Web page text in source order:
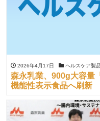
2026年4月17日 ヘルスケア製
森永乳業、900g大容量
機能性表示食品へ刷新